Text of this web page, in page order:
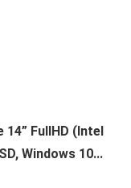
FullHD (Intel
Windows 10...